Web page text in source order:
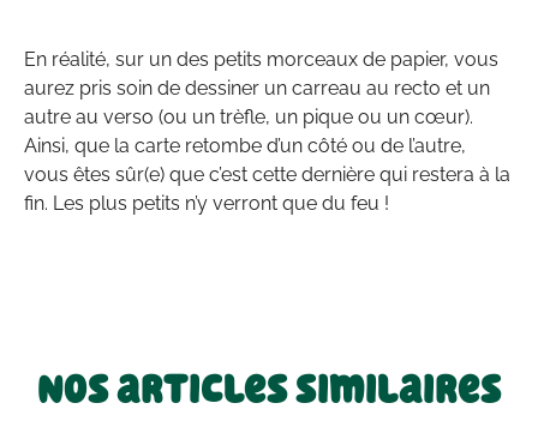
En réalité, sur un des petits morceaux de papier, vous
aurez pris soin de dessiner un carreau au recto et un
autre au verso (ou un trèfle, un pique ou un cœur).
Ainsi, que la carte retombe d’un côté ou de l’autre,
vous êtes sûr(e) que c’est cette dernière qui restera à la
fin. Les plus petits n’y verront que du feu !
Nos articles similaires